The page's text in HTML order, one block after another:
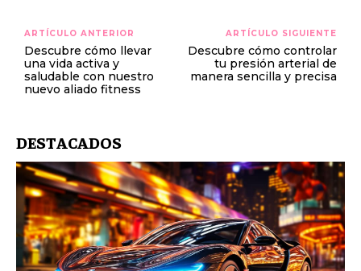
ARTÍCULO ANTERIOR
Descubre cómo llevar
una vida activa y
saludable con nuestro
nuevo aliado fitness
ARTÍCULO SIGUIENTE
Descubre cómo controlar
tu presión arterial de
manera sencilla y precisa
DESTACADOS